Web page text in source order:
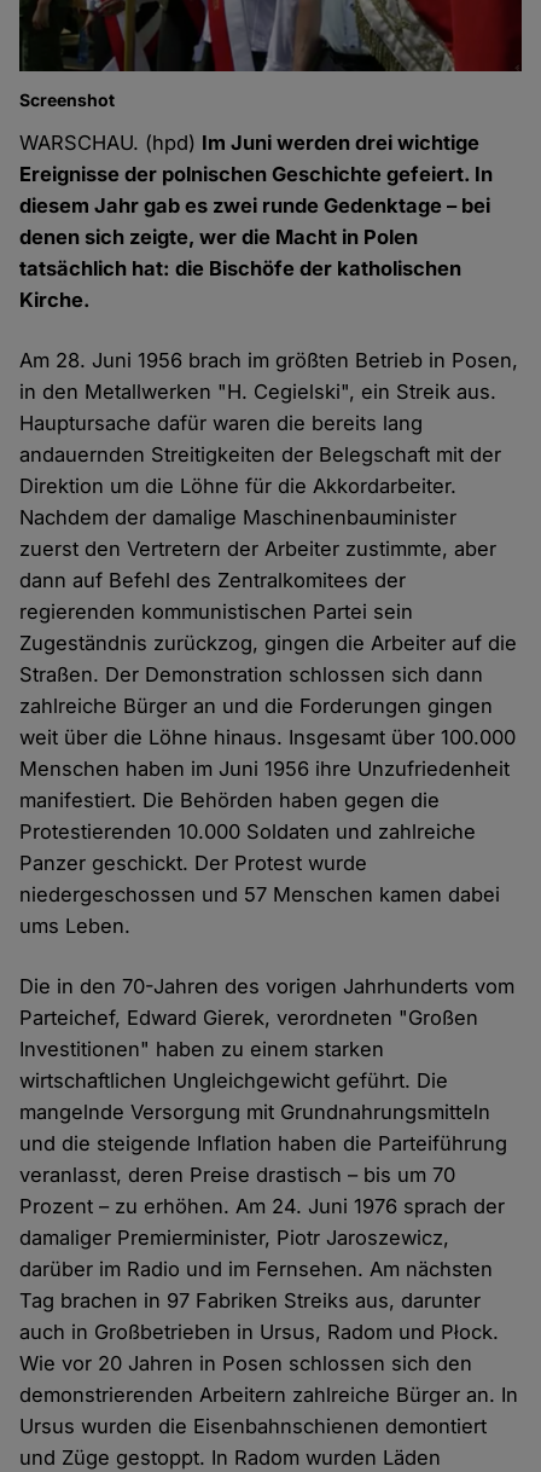
Screenshot
WARSCHAU. (hpd) Im Juni werden drei wichtige
Ereignisse der polnischen Geschichte gefeiert. In
diesem Jahr gab es zwei runde Gedenktage – bei
denen sich zeigte, wer die Macht in Polen
tatsächlich hat: die Bischöfe der katholischen
Kirche.
Am 28. Juni 1956 brach im größten Betrieb in Posen,
in den Metallwerken "H. Cegielski", ein Streik aus.
Hauptursache dafür waren die bereits lang
andauernden Streitigkeiten der Belegschaft mit der
Direktion um die Löhne für die Akkordarbeiter.
Nachdem der damalige Maschinenbauminister
zuerst den Vertretern der Arbeiter zustimmte, aber
dann auf Befehl des Zentralkomitees der
regierenden kommunistischen Partei sein
Zugeständnis zurückzog, gingen die Arbeiter auf die
Straßen. Der Demonstration schlossen sich dann
zahlreiche Bürger an und die Forderungen gingen
weit über die Löhne hinaus. Insgesamt über 100.000
Menschen haben im Juni 1956 ihre Unzufriedenheit
manifestiert. Die Behörden haben gegen die
Protestierenden 10.000 Soldaten und zahlreiche
Panzer geschickt. Der Protest wurde
niedergeschossen und 57 Menschen kamen dabei
ums Leben.
Die in den 70-Jahren des vorigen Jahrhunderts vom
Parteichef, Edward Gierek, verordneten "Großen
Investitionen" haben zu einem starken
wirtschaftlichen Ungleichgewicht geführt. Die
mangelnde Versorgung mit Grundnahrungsmitteln
und die steigende Inflation haben die Parteiführung
veranlasst, deren Preise drastisch – bis um 70
Prozent – zu erhöhen. Am 24. Juni 1976 sprach der
damaliger Premierminister, Piotr Jaroszewicz,
darüber im Radio und im Fernsehen. Am nächsten
Tag brachen in 97 Fabriken Streiks aus, darunter
auch in Großbetrieben in Ursus, Radom und Płock.
Wie vor 20 Jahren in Posen schlossen sich den
demonstrierenden Arbeitern zahlreiche Bürger an. In
Ursus wurden die Eisenbahnschienen demontiert
und Züge gestoppt. In Radom wurden Läden